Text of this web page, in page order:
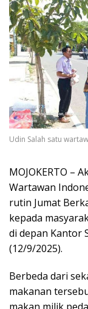
Udin Salah satu
MOJOKERTO –
Wartawan
rutin Jumat
kepada
di depan Kantor
(12/9/2025).
Berbeda dari
makanan